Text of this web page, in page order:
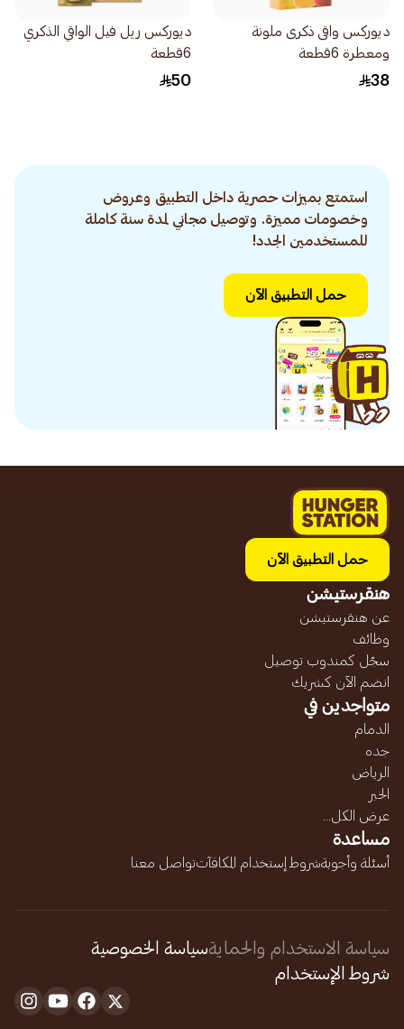
ديوركس واقى ذكرى ملونة
ومعطرة 6قطعة
38
ديوركس ريل فيل الواقي الذكري
6قطعة
50
استمتع بميزات حصرية داخل التطبيق وعروض
وخصومات مميزة. وتوصيل مجاني لمدة سنة كاملة
للمستخدمين الجدد!
حمل التطبيق الآن
حمل التطبيق الآن
هنقرستيشن
عن هنقرستيشن
وظائف
سجّل كمندوب توصيل
انضم الآن كشريك
متواجدين في
الدمام
جده
الرياض
الخبر
عرض الكل...
مساعدة
أسئلة وأجوبةشروط إستخدام المكافآتتواصل معنا
سياسة الاستخدام والحمايةسياسة الخصوصية
شروط الإستخدام